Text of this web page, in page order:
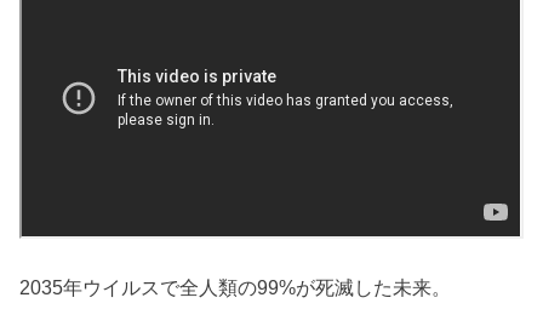
2035年ウイルスで全人類の99%が死滅した未来。